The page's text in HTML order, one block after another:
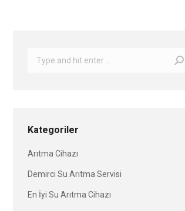
Kategoriler
Arıtma Cihazı
Demirci Su Arıtma Servisi
En İyi Su Arıtma Cihazı